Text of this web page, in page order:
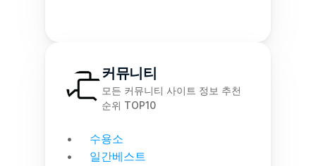
커뮤니티
모든 커뮤니티 사이트 정보 추천
순위 TOP10
수용소
일간베스트